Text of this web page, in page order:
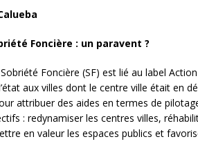
Foncière : un paravent ?
Foncière (SF) est lié au label
aux villes dont le centre ville était en
attribuer des aides en termes de
: redynamiser les centres villes,
en valeur les espaces publics et